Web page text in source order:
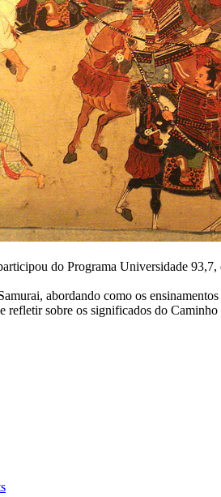
do Programa Universidade 93,7,
abordando como os
refletir sobre os significados do